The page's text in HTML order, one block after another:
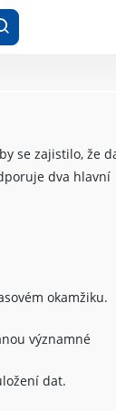
se zajistilo, že
dva hlavní
okamžiku.
významné
dat.